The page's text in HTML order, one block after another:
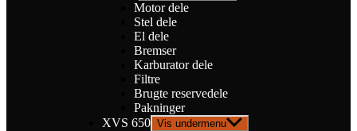
Motor dele
Stel dele
El dele
Bremser
Karburator dele
Filtre
Brugte reservedele
Pakninger
XVS 650 Vis undermenu